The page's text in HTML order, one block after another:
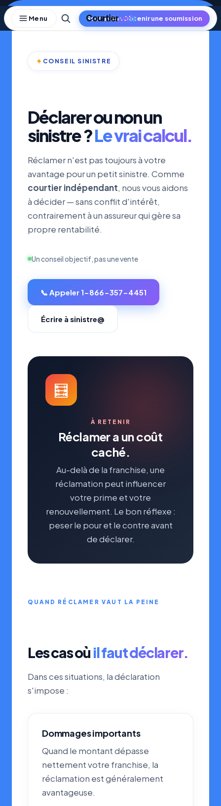
Skip
to
content
Obtenir une soumission
✦ CONSEIL SINISTRE
Déclarer ou non un
sinistre ?Le vrai calcul.
Réclamer n'est pas toujours à votre
avantage pour un petit sinistre. Comme
courtier indépendant, nous vous aidons
à décider — sans conflit d'intérêt,
contrairement à un assureur qui gère sa
propre rentabilité.
Un conseil objectif, pas une vente
📞 Appeler 1-866-357-4451
Écrire à sinistre@
🧮
À RETENIR
Réclamer a un coût
caché.
Au-delà de la franchise, une
réclamation peut influencer
votre prime et votre
renouvellement. Le bon réflexe :
peser le pour et le contre avant
de déclarer.
QUAND RÉCLAMER VAUT LA PEINE
Les cas où il faut déclarer.
Dans ces situations, la déclaration
s'impose :
Dommages importants
Quand le montant dépasse
nettement votre franchise, la
réclamation est généralement
avantageuse.